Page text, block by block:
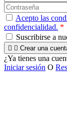
Acepto las
confidencialidad. *
Suscribirse a
  Crear una
¿Ya tienes una
Iniciar sesión O